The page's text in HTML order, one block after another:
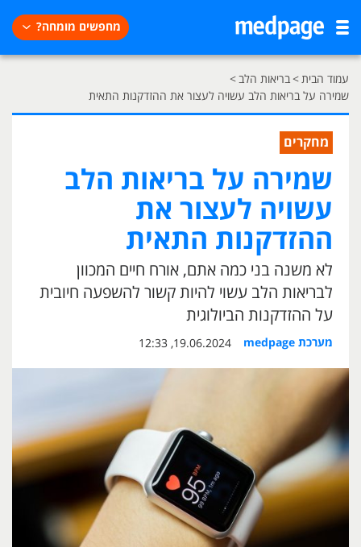
מחפשים מומחה?
עמוד הבית>בריאות הלב>
שמירה על בריאות הלב עשויה לעצור את ההזדקנות התאית
מחקרים
שמירה על בריאות הלב
עשויה לעצור את
ההזדקנות התאית
לא משנה בני כמה אתם, אורח חיים המכוון
לבריאות הלב עשוי להיות קשור להשפעה חיובית
על ההזדקנות הביולוגית
מערכת medpage 19.06.2024, 12:33